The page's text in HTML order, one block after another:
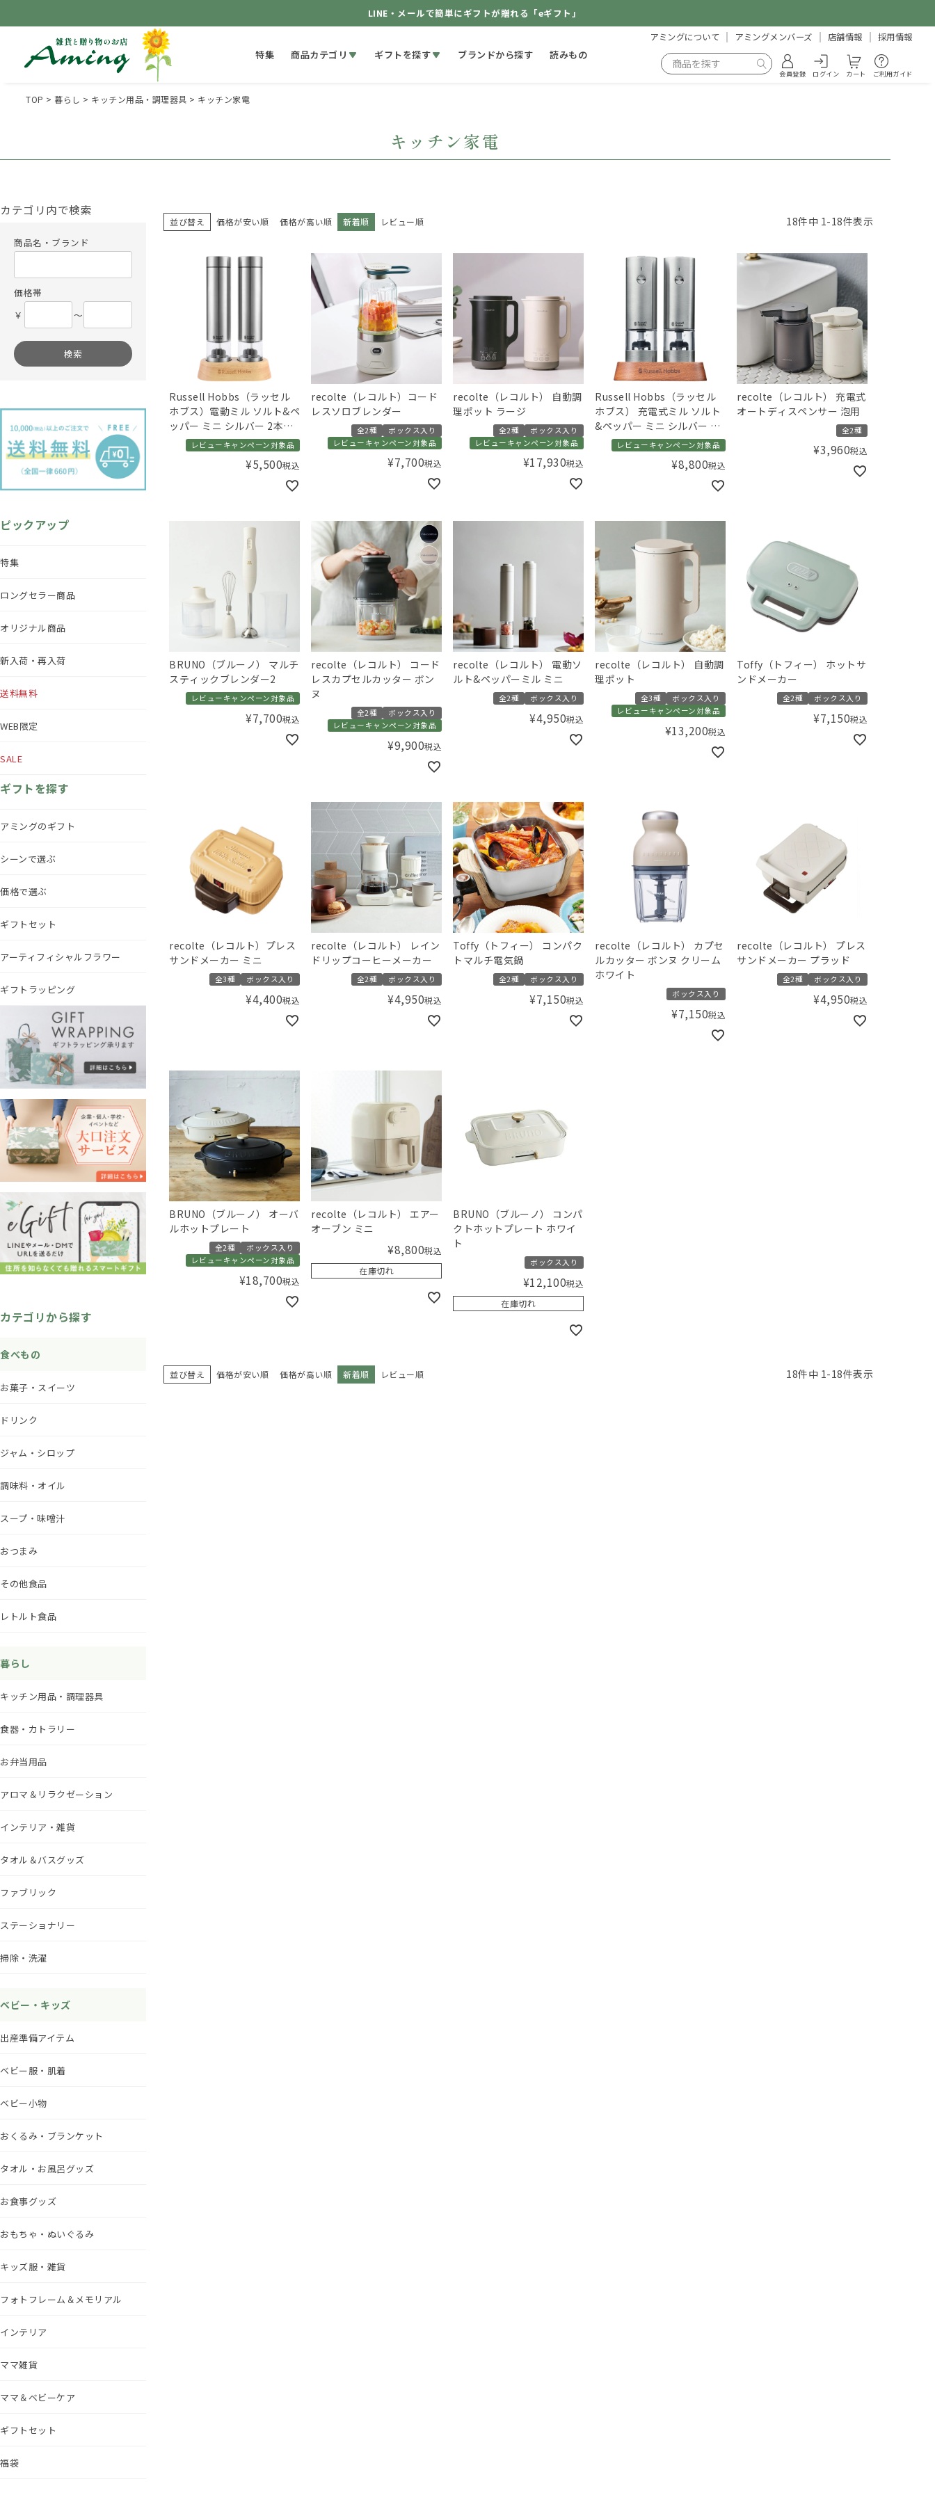
LINE・メールで簡単にギフトが贈れる「eギフト」
特集 商品カテゴリ ギフトを探す ブランドから探す 読みもの
アミングについて アミングメンバーズ 店舗情報 採用情報
会員登録 ログイン カート ご利用ガイド
TOP 暮らし キッチン用品・調理器具 キッチン家電
キッチン家電
カテゴリ内で検索
商品名・ブランド
価格帯
￥
〜
検索
ピックアップ
特集
ロングセラー商品
オリジナル商品
新入荷・再入荷
送料無料
WEB限定
SALE
ギフトを探す
アミングのギフト
シーンで選ぶ
価格で選ぶ
ギフトセット
アーティフィシャルフラワー
ギフトラッピング
カテゴリから探す
食べもの
お菓子・スイーツ
ドリンク
ジャム・シロップ
調味料・オイル
スープ・味噌汁
おつまみ
その他食品
レトルト食品
暮らし
キッチン用品・調理器具
食器・カトラリー
お弁当用品
アロマ＆リラクゼーション
インテリア・雑貨
タオル＆バスグッズ
ファブリック
ステーショナリー
掃除・洗濯
ベビー・キッズ
出産準備アイテム
ベビー服・肌着
ベビー小物
おくるみ・ブランケット
タオル・お風呂グッズ
お食事グッズ
おもちゃ・ぬいぐるみ
キッズ服・雑貨
フォトフレーム＆メモリアル
インテリア
ママ雑貨
ママ＆ベビーケア
ギフトセット
福袋
並び替え 価格が安い順 価格が高い順 新着順 レビュー順 18件中 1-18件表示
Russell Hobbs（ラッセル
ホブス）電動ミル ソルト&ペ
ッパー ミニ シルバー 2本セ
ット レビューキャンペーン対象品
¥5,500税込
recolte（レコルト）コード
レスソロブレンダー
全2種
ボックス入り
レビューキャンペーン対象品
¥7,700税込
recolte（レコルト） 自動調
理ポット ラージ
全2種
ボックス入り
レビューキャンペーン対象品
¥17,930税込
Russell Hobbs（ラッセル
ホブス） 充電式ミル ソルト
&ペッパー ミニ シルバー 2
本セットレビューキャンペーン対象品
¥8,800税込
recolte（レコルト） 充電式
オートディスペンサー 泡用
全2種
¥3,960税込
BRUNO（ブルーノ） マルチ
スティックブレンダー2
レビューキャンペーン対象品
¥7,700税込
recolte（レコルト） コード
レスカプセルカッター ボン
ヌ
全2種
ボックス入り
レビューキャンペーン対象品
¥9,900税込
recolte（レコルト） 電動ソ
ルト&ペッパーミル ミニ
全2種 ボックス入り
¥4,950税込
recolte（レコルト） 自動調
理ポット
全3種
ボックス入り
レビューキャンペーン対象品
¥13,200税込
Toffy（トフィー） ホットサ
ンドメーカー
全2種 ボックス入り
¥7,150税込
recolte（レコルト）プレス
サンドメーカー ミニ
全3種 ボックス入り
¥4,400税込
recolte（レコルト） レイン
ドリップコーヒーメーカー
全2種 ボックス入り
¥4,950税込
Toffy（トフィー） コンパク
トマルチ電気鍋
全2種 ボックス入り
¥7,150税込
recolte（レコルト） カプセ
ルカッター ボンヌ クリーム
ホワイト
ボックス入り
¥7,150税込
recolte（レコルト） プレス
サンドメーカー プラッド
全2種 ボックス入り
¥4,950税込
BRUNO（ブルーノ） オーバ
ルホットプレート
全2種
ボックス入り
レビューキャンペーン対象品
¥18,700税込
recolte（レコルト） エアー
オーブン ミニ
¥8,800税込
在庫切れ
BRUNO（ブルーノ） コンパ
クトホットプレート ホワイ
ト
ボックス入り
¥12,100税込
在庫切れ
並び替え 価格が安い順 価格が高い順 新着順 レビュー順 18件中 1-18件表示